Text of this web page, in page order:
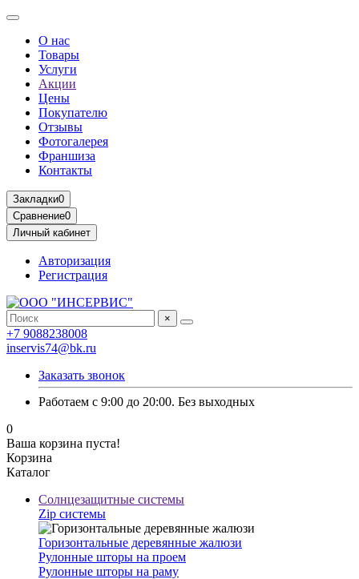
О нас
Товары
Услуги
Акции
Цены
Покупателю
Отзывы
Фотогалерея
Франшиза
Контакты
Закладки0
Сравнение0
Личный кабинет
Авторизация
Регистрация
×
+7 9088238008
inservis74@bk.ru
Заказать звонок
Работаем с 9:00 до 20:00. Без выходных
0
Ваша корзина пуста!
Корзина
Каталог
Солнцезащитные системы
Zip системы
Горизонтальные деревянные жалюзи
Рулонные шторы на проем
Рулонные шторы на раму